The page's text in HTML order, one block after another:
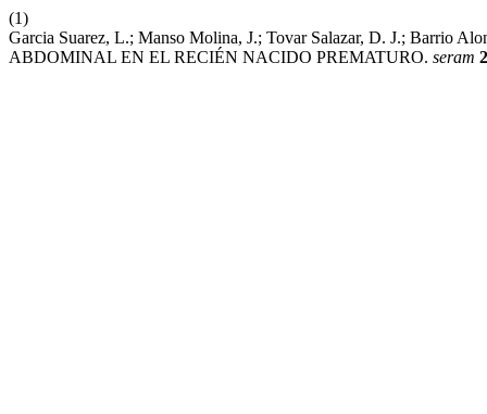
(1)
Garcia Suarez, L.; Manso Molina, J.; Tovar Salazar, D. J.; Barrio
ABDOMINAL EN EL RECIÉN NACIDO PREMATURO. seram